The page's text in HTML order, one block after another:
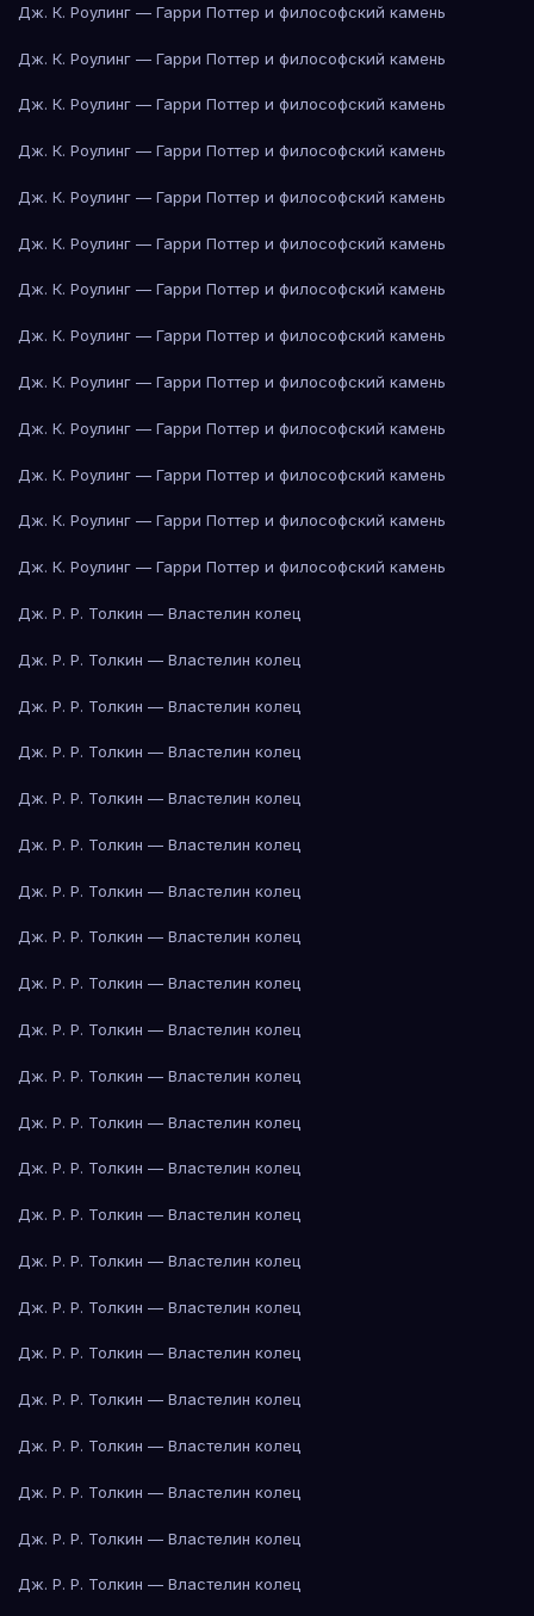
Дж. К. Роулинг — Гарри Поттер и философский камень
Дж. К. Роулинг — Гарри Поттер и философский камень
Дж. К. Роулинг — Гарри Поттер и философский камень
Дж. К. Роулинг — Гарри Поттер и философский камень
Дж. К. Роулинг — Гарри Поттер и философский камень
Дж. К. Роулинг — Гарри Поттер и философский камень
Дж. К. Роулинг — Гарри Поттер и философский камень
Дж. К. Роулинг — Гарри Поттер и философский камень
Дж. К. Роулинг — Гарри Поттер и философский камень
Дж. К. Роулинг — Гарри Поттер и философский камень
Дж. К. Роулинг — Гарри Поттер и философский камень
Дж. К. Роулинг — Гарри Поттер и философский камень
Дж. К. Роулинг — Гарри Поттер и философский камень
Дж. Р. Р. Толкин — Властелин колец
Дж. Р. Р. Толкин — Властелин колец
Дж. Р. Р. Толкин — Властелин колец
Дж. Р. Р. Толкин — Властелин колец
Дж. Р. Р. Толкин — Властелин колец
Дж. Р. Р. Толкин — Властелин колец
Дж. Р. Р. Толкин — Властелин колец
Дж. Р. Р. Толкин — Властелин колец
Дж. Р. Р. Толкин — Властелин колец
Дж. Р. Р. Толкин — Властелин колец
Дж. Р. Р. Толкин — Властелин колец
Дж. Р. Р. Толкин — Властелин колец
Дж. Р. Р. Толкин — Властелин колец
Дж. Р. Р. Толкин — Властелин колец
Дж. Р. Р. Толкин — Властелин колец
Дж. Р. Р. Толкин — Властелин колец
Дж. Р. Р. Толкин — Властелин колец
Дж. Р. Р. Толкин — Властелин колец
Дж. Р. Р. Толкин — Властелин колец
Дж. Р. Р. Толкин — Властелин колец
Дж. Р. Р. Толкин — Властелин колец
Дж. Р. Р. Толкин — Властелин колец